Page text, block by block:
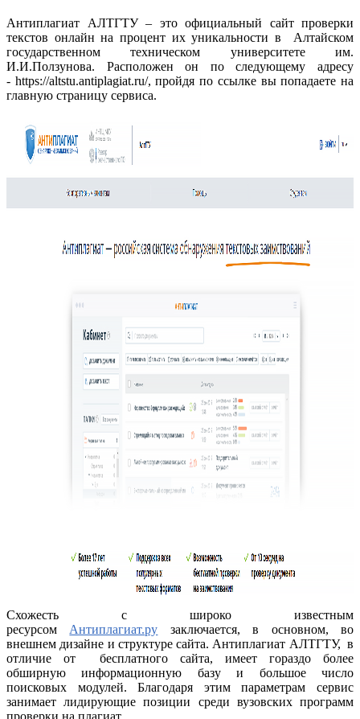
Антиплагиат АЛТГТУ – это официальный сайт проверки
текстов онлайн на процент их уникальности в Алтайском
государственном техническом университете им.
И.И.Ползунова. Расположен он по следующему адресу
- https://altstu.antiplagiat.ru/, пройдя по ссылке вы попадаете на
главную страницу сервиса.
Схожесть с широко известным
ресурсом Антиплагиат.ру заключается, в основном, во
внешнем дизайне и структуре сайта. Антиплагиат АЛТГТУ, в
отличие от бесплатного сайта, имеет гораздо более
обширную информационную базу и большое число
поисковых модулей. Благодаря этим параметрам сервис
занимает лидирующие позиции среди вузовских программ
проверки на плагиат.